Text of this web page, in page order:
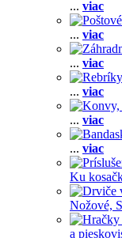
... viac
... viac
... viac
... viac
... viac
... viac
Ku
Nožové,
a